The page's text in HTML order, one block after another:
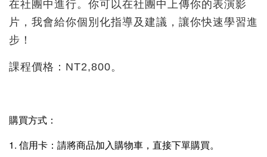
在社團中進行。你可以在社團中上傳你的表演影
片，我會給你個別化指導及建議，讓你快速學習進
步！
課程價格：NT2,800。
購買方式：
1. 信用卡：請將商品加入購物車，直接下單購買。